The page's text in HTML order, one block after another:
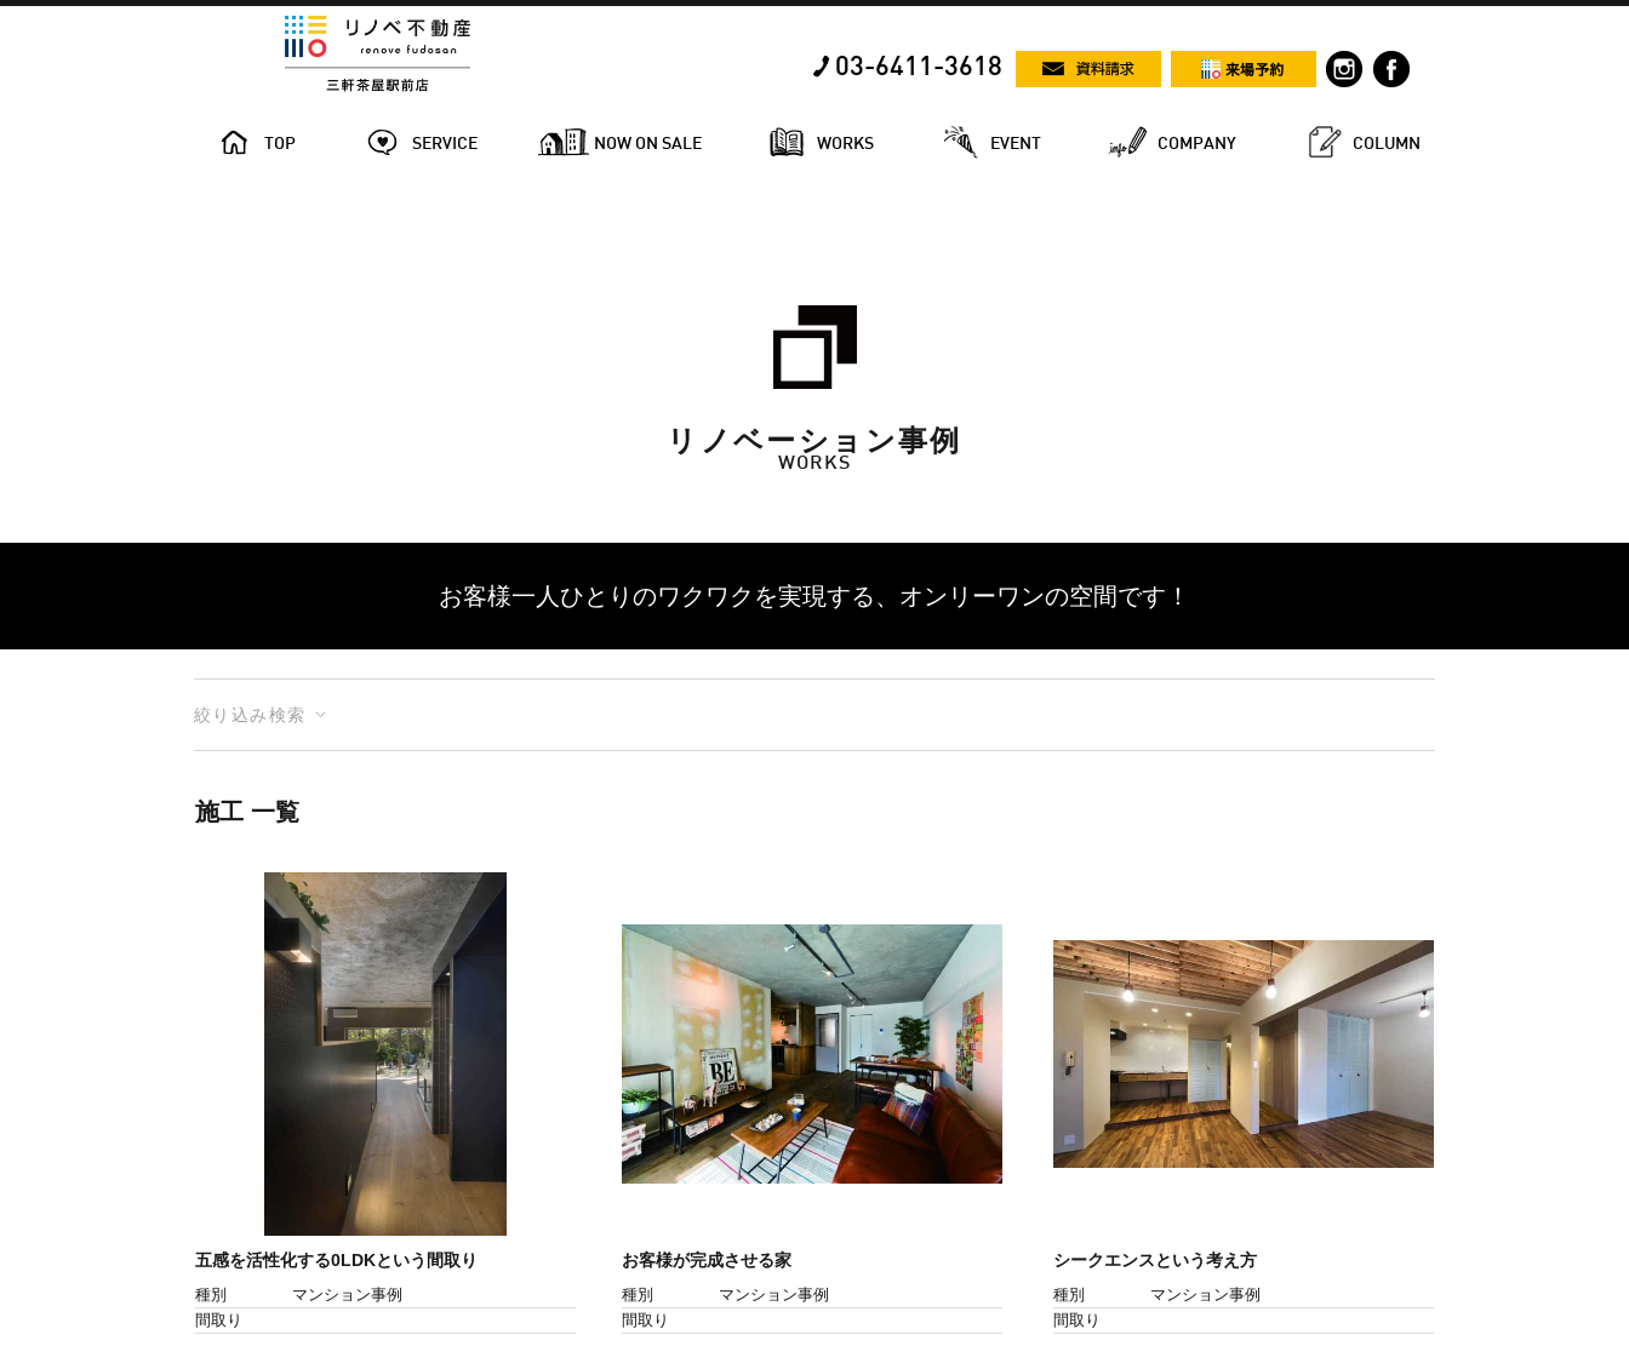
03-6411-3618
TOP SERVICE NOW ON SALE WORKS EVENT COMPANY COLUMN
リノベーション事例
WORKS
お客様一人ひとりのワクワクを実現する、 オンリーワンの空間です！
絞り込み検索
施工 一覧
五感を活性化する0LDKという間取り
種別
マンション事例
間取り
お客様が完成させる家
種別
マンション事例
間取り
シークエンスという考え方
種別
マンション事例
間取り